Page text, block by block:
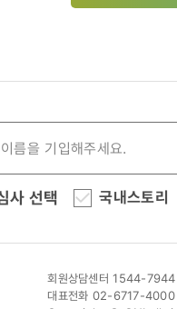
사 선택 국내스토리
회원상담센터 1544-7944
대표전화 02-6717-4000